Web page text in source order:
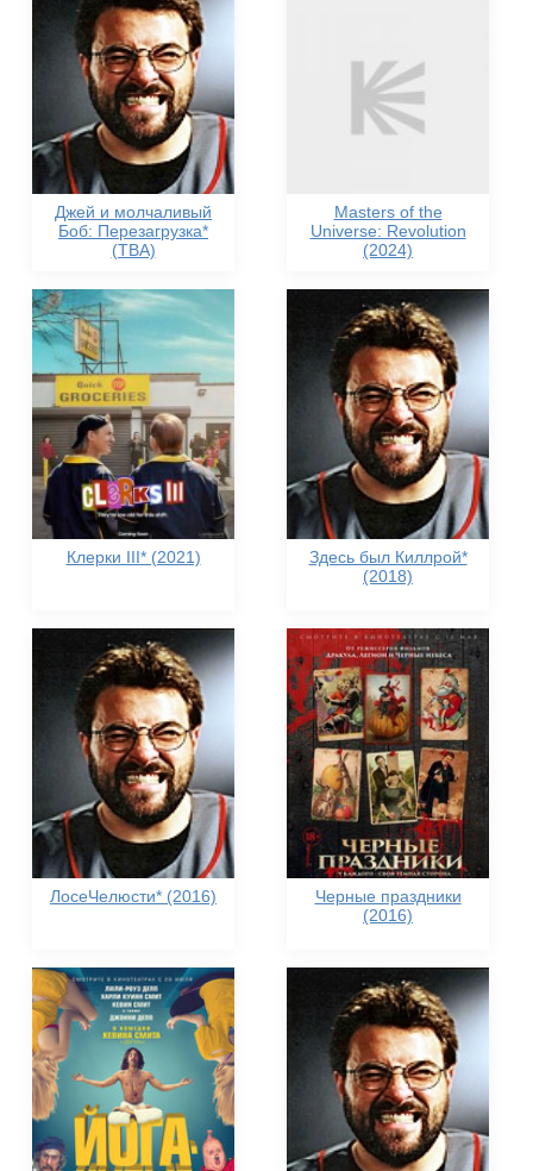
Джей и молчаливый
Боб: Перезагрузка*
(TBA)
Masters of the
Universe: Revolution
(2024)
Клерки III* (2021)
Здесь был Киллрой*
(2018)
ЛосеЧелюсти* (2016)
Черные праздники
(2016)